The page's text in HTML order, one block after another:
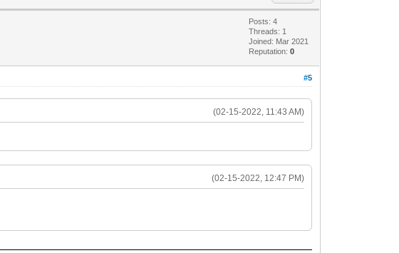
Posts: 4
Threads: 1
Joined: Mar 2021
Reputation:0
#5
(02-15-2022, 11:43 AM)
(02-15-2022, 12:47 PM)